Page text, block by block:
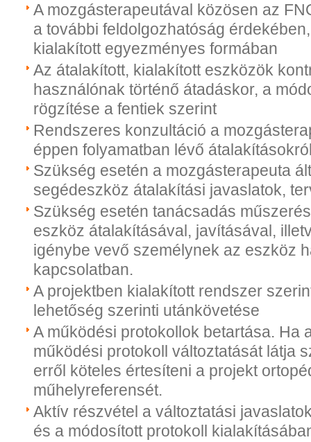
A mozgásterapeutával közösen az
a további feldolgozhatóság
kialakított egyezményes formában
Az átalakított, kialakított eszközök
használónak történő átadáskor, a
rögzítése a fentiek szerint
Rendszeres konzultáció a
éppen folyamatban lévő
Szükség esetén a mozgásterapeuta
segédeszköz átalakítási javaslatok,
Szükség esetén tanácsadás
eszköz átalakításával, javításával,
igénybe vevő személynek az eszköz
kapcsolatban.
A projektben kialakított rendszer
lehetőség szerinti utánkövetése
A működési protokollok betartása. Ha
működési protokoll változtatását látja
erről köteles értesíteni a projekt
műhelyreferensét.
Aktív részvétel a változtatási
és a módosított protokoll